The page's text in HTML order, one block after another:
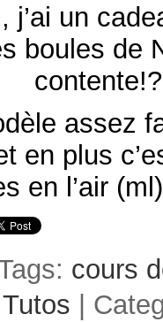
j’ai un
boules de
contente!?
assez
en plus
en l’air
cours
Tutos |